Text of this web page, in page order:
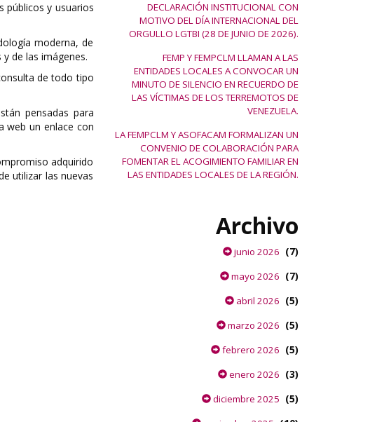
públicos y usuarios
moderna, de
de las imágenes.
de todo tipo
pensadas para
web un enlace con
adquirido
utilizar las nuevas
DECLARACIÓN INSTITUCIONAL CON
MOTIVO DEL DÍA INTERNACIONAL DEL
ORGULLO LGTBI (28 DE JUNIO DE 2026).
FEMP Y FEMPCLM LLAMAN A LAS
ENTIDADES LOCALES A CONVOCAR UN
MINUTO DE SILENCIO EN RECUERDO DE
LAS VÍCTIMAS DE LOS TERREMOTOS DE
VENEZUELA.
LA FEMPCLM Y ASOFACAM FORMALIZAN UN
CONVENIO DE COLABORACIÓN PARA
FOMENTAR EL ACOGIMIENTO FAMILIAR EN
LAS ENTIDADES LOCALES DE LA REGIÓN.
Archivo
junio 2026 (7)
mayo 2026 (7)
abril 2026 (5)
marzo 2026 (5)
febrero 2026 (5)
enero 2026 (3)
diciembre 2025 (5)